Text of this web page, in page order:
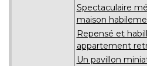
Spectaculaire
maison
Repensé et
appartement
Un pavillon